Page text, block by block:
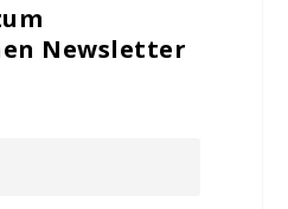
Newsletter